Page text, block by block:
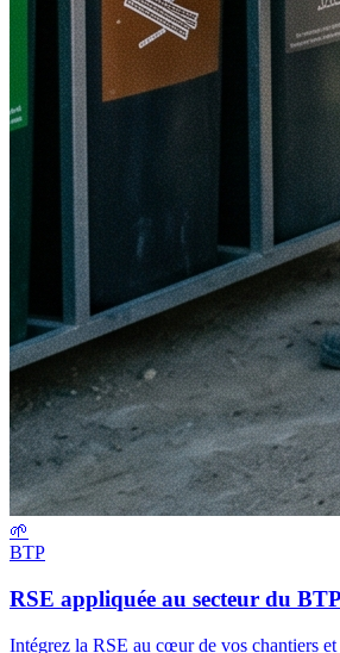
🌱
BTP
RSE appliquée au secteur du BTP
Intégrez la RSE au cœur de vos chantiers